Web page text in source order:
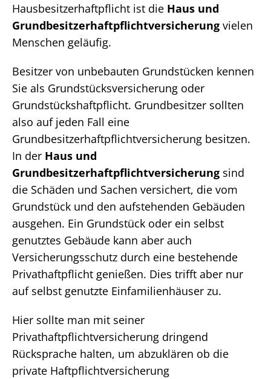
Hausbesitzerhaftpflicht ist die Haus und
Grundbesitzerhaftpflichtversicherung vielen
Menschen geläufig.
Besitzer von unbebauten Grundstücken kennen
Sie als Grundstücksversicherung oder
Grundstückshaftpflicht. Grundbesitzer sollten
also auf jeden Fall eine
Grundbesitzerhaftpflichtversicherung besitzen.
In der Haus und
Grundbesitzerhaftpflichtversicherung sind
die Schäden und Sachen versichert, die vom
Grundstück und den aufstehenden Gebäuden
ausgehen. Ein Grundstück oder ein selbst
genutztes Gebäude kann aber auch
Versicherungsschutz durch eine bestehende
Privathaftpflicht genießen. Dies trifft aber nur
auf selbst genutzte Einfamilienhäuser zu.
Hier sollte man mit seiner
Privathaftpflichtversicherung dringend
Rücksprache halten, um abzuklären ob die
private Haftpflichtversicherung